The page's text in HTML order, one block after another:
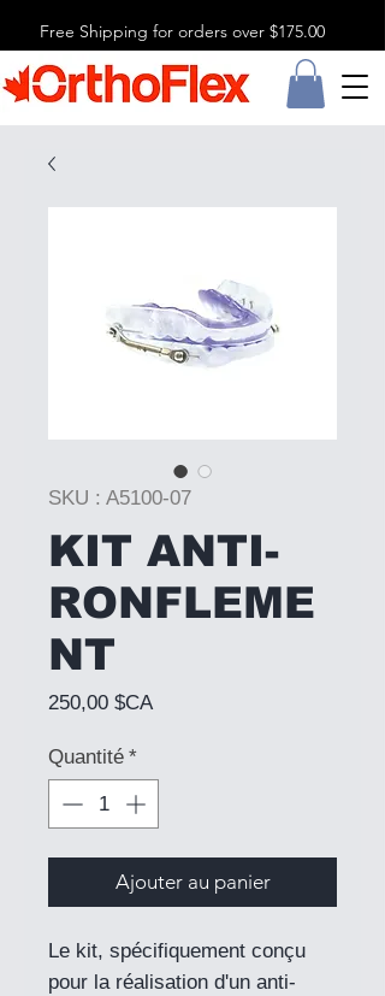
Free Shipping for orders over $175.00
SKU : A5100-07
KIT ANTI-
RONFLEME
NT
250,00 $CAPrix
Quantité *
Ajouter au panier
Le kit, spécifiquement conçu
pour la réalisation d'un anti-